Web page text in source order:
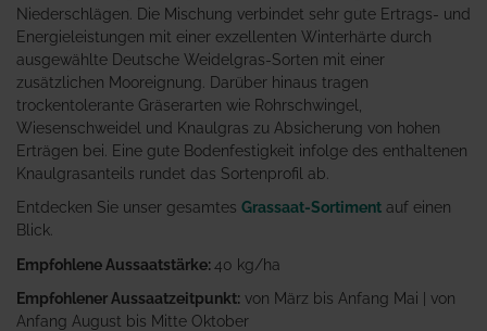
Niederschlägen. Die Mischung verbindet sehr gute Ertrags- und
Energieleistungen mit einer exzellenten Winterhärte durch
ausgewählte Deutsche Weidelgras-Sorten mit einer
zusätzlichen Mooreignung. Darüber hinaus tragen
trockentolerante Gräserarten wie Rohrschwingel,
Wiesenschweidel und Knaulgras zu Absicherung von hohen
Erträgen bei. Eine gute Bodenfestigkeit infolge des enthaltenen
Knaulgrasanteils rundet das Sortenprofil ab.
Entdecken Sie unser gesamtes Grassaat-Sortiment auf einen
Blick.
Empfohlene Aussaatstärke:40 kg/ha
Empfohlener Aussaatzeitpunkt: von März bis Anfang Mai | von
Anfang August bis Mitte Oktober